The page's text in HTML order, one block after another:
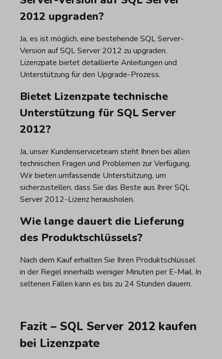
2012 upgraden?
Ja, es ist möglich, eine bestehende SQL Server-
Version auf SQL Server 2012 zu upgraden.
Lizenzpate bietet detaillierte Anleitungen und
Unterstützung für den Upgrade-Prozess.
Bietet Lizenzpate technische
Unterstützung für SQL Server
2012?
Ja, unser Kundenserviceteam steht Ihnen bei allen
technischen Fragen und Problemen zur Verfügung.
Wir bieten umfassende Unterstützung, um
sicherzustellen, dass Sie das Beste aus Ihrer SQL
Server 2012-Lizenz herausholen.
Wie lange dauert die Lieferung
des Produktschlüssels?
Nach dem Kauf erhalten Sie Ihren Produktschlüssel
in der Regel innerhalb weniger Minuten per E-Mail. In
seltenen Fällen kann es bis zu 24 Stunden dauern.
Fazit – SQL Server 2012 kaufen
bei Lizenzpate